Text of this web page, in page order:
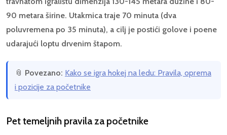
90 metara širine. Utakmica traje 70 minuta (dva
poluvremena po 35 minuta), a cilj je postići golove i poene
udarajući loptu drvenim štapom.
📎 Povezano: Kako se igra hokej na ledu: Pravila, oprema
i pozicije za početnike
Pet temeljnih pravila za početnike